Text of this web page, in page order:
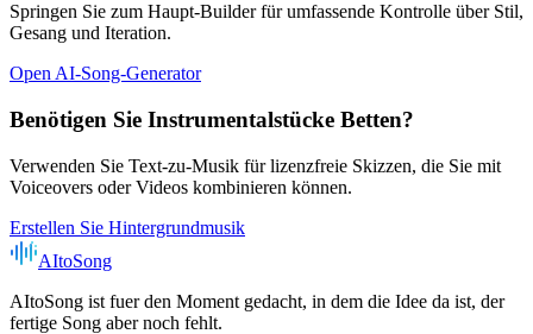
Springen Sie zum Haupt-Builder für umfassende Kontrolle über Stil,
Gesang und Iteration.
Open AI-Song-Generator
Benötigen Sie Instrumentalstücke Betten?
Verwenden Sie Text-zu-Musik für lizenzfreie Skizzen, die Sie mit
Voiceovers oder Videos kombinieren können.
Erstellen Sie Hintergrundmusik
AItoSong
AItoSong ist fuer den Moment gedacht, in dem die Idee da ist, der
fertige Song aber noch fehlt.